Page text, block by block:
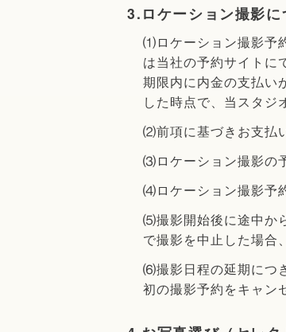
3.ロケーション撮影に
⑴ロケーション撮影予
は当社の予約サイトに
期限内に内金の支払い
した時点で、当スタジ
⑵前項に基づきお支払
⑶ロケーション撮影の
⑷ロケーション撮影予
⑸撮影開始後に途中か
で撮影を中止した場合
⑹撮影日程の延期につ
初の撮影予約をキャン